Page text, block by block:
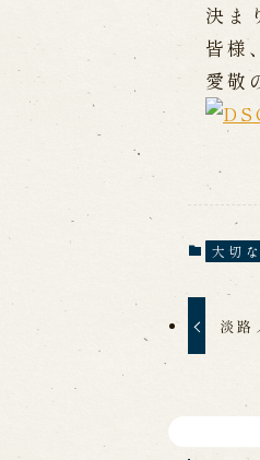
歴史
淡路島
南あわじ
決ま
皆様
愛敬
大切
淡路